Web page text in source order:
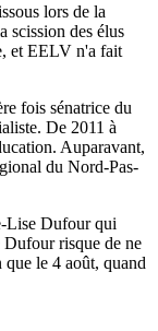
lors de la
scission des élus
et EELV n'a fait
fois sénatrice du
De 2011 à
Auparavant,
du Nord-Pas-
Lise Dufour qui
risque de ne
le 4 août, quand